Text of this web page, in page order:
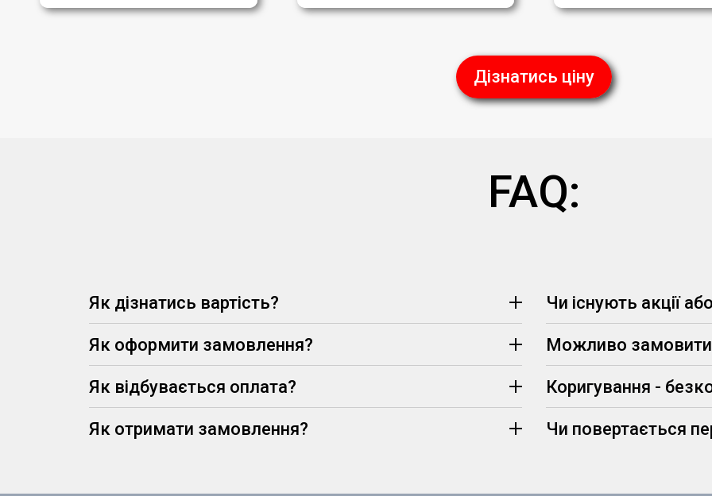
Дізнатись ціну
FAQ:
Як дізнатись вартість?
Як оформити замовлення?
Як відбувається оплата?
Як отримати замовлення?
Чи існують акції
(визначаються
Можливо замовити
Коригування -
Чи повертається